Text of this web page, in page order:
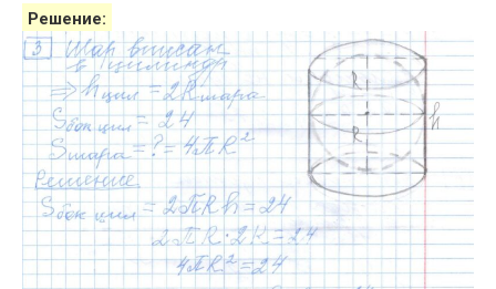
Решение: